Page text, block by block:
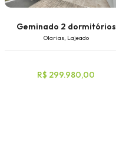
Geminado 2 dormitórios
Olarias, Lajeado
R$ 299.980,00